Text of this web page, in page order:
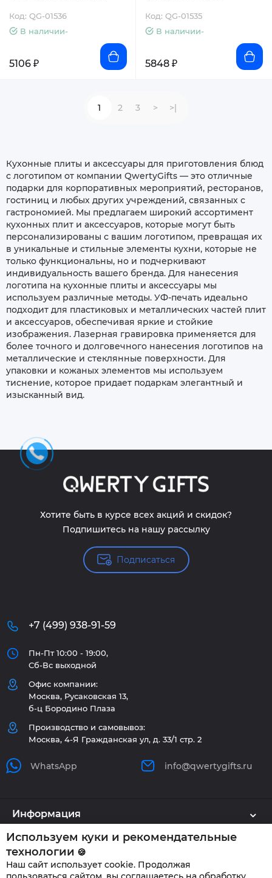
Код: QG-01536
В наличии-
5106 ₽
Код: QG-01535
В наличии-
5848 ₽
1 2 3 > >|
Кухонные плиты и аксессуары для приготовления блюд
с логотипом от компании QwertyGifts — это отличные
подарки для корпоративных мероприятий, ресторанов,
гостиниц и любых других учреждений, связанных с
гастрономией. Мы предлагаем широкий ассортимент
кухонных плит и аксессуаров, которые могут быть
персонализированы с вашим логотипом, превращая их
в уникальные и стильные элементы кухни, которые не
только функциональны, но и подчеркивают
индивидуальность вашего бренда. Для нанесения
логотипа на кухонные плиты и аксессуары мы
используем различные методы. УФ-печать идеально
подходит для пластиковых и металлических частей плит
и аксессуаров, обеспечивая яркие и стойкие
изображения. Лазерная гравировка применяется для
более точного и долговечного нанесения логотипов на
металлические и стеклянные поверхности. Для
упаковки и кожаных элементов мы используем
тиснение, которое придает подаркам элегантный и
изысканный вид.
Хотите быть в курсе всех акций и скидок?
Подпишитесь на нашу рассылку
Подписаться
+7 (499) 938-91-59
Пн-Пт 10:00 - 19:00,
Сб-Вс выходной
Офис компании:
Москва, Русаковская 13,
б-ц Бородино Плаза
Производство и самовывоз:
Москва, 4-Я Гражданская ул, д. 33/1 стр. 2
WhatsApp info@qwertygifts.ru
Информация
Каталог
Клиенту
Используем куки и рекомендательные
технологии 🍪
Наш сайт использует cookie. Продолжая